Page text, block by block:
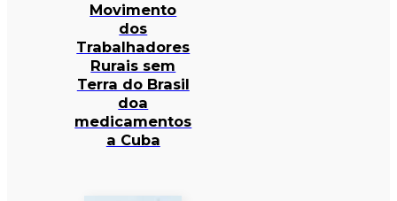
Movimento
dos
Trabalhadores
Rurais sem
Terra do Brasil
doa
medicamentos
a Cuba